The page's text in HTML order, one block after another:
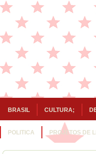
BRASIL CULTURA;
POLITICA PROJETOS DE